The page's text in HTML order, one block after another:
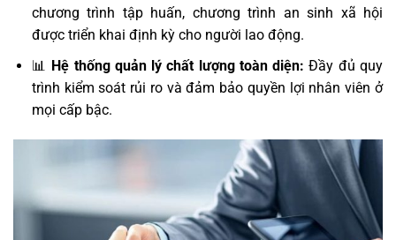
chương trình tập huấn, chương trình an sinh xã hội
được triển khai định kỳ cho người lao động.
📊 Hệ thống quản lý chất lượng toàn diện: Đầy đủ quy
trình kiểm soát rủi ro và đảm bảo quyền lợi nhân viên ở
mọi cấp bậc.